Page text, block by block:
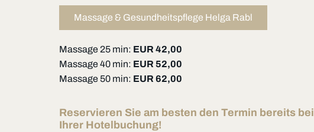
Massage & Gesundheitspflege Helga Rabl
Massage 25 min: EUR 42,00
Massage 40 min: EUR 52,00
Massage 50 min: EUR 62,00
Reservieren Sie am besten den Termin bereits bei
Ihrer Hotelbuchung!